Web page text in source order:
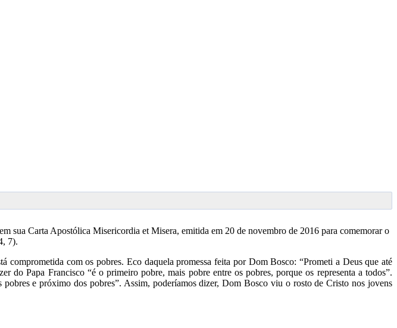
sua Carta Apostólica Misericordia et Misera, emitida em 20 de novembro de 2016 para comemorar o
7).
com os pobres. Eco daquela promessa feita por Dom Bosco: “Prometi a Deus que até
do Papa Francisco “é o primeiro pobre, mais pobre entre os pobres, porque os representa a todos”.
e próximo dos pobres”. Assim, poderíamos dizer, Dom Bosco viu o rosto de Cristo nos jovens